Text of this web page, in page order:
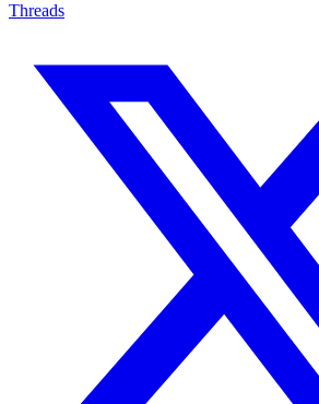
Threads